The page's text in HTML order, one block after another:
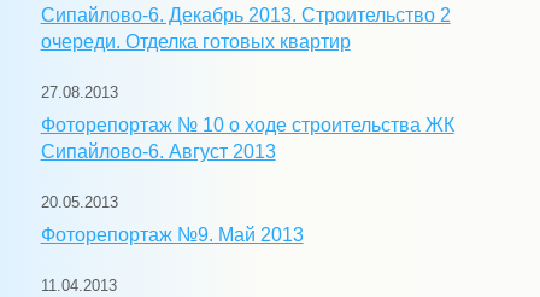
Сипайлово-6. Декабрь 2013. Строительство 2
очереди. Отделка готовых квартир
27.08.2013
Фоторепортаж № 10 о ходе строительства ЖК
Сипайлово-6. Август 2013
20.05.2013
Фоторепортаж №9. Май 2013
11.04.2013